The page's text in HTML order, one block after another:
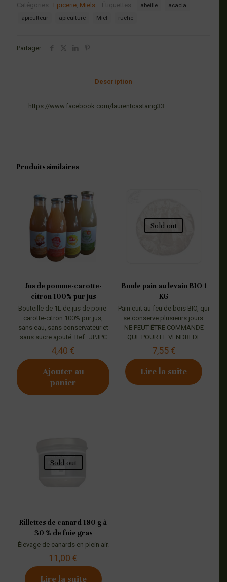
Catégories : Epicerie Miels Étiquettes : abeille
acacia
apiculteur
apiculture Miel ruche
Partager
Description
https://www.facebook.com/laurentcastaing33
Produits similaires
Jus de pomme-carotte-
citron 100% pur jus
Bouteille de 1L de jus de poire-
carotte-citron 100% pur jus,
sans eau, sans conservateur et
sans sucre ajouté. Ref : JPJPC
4,40€
Ajouter au
panier
Sold out
Boule pain au levain BIO 1
KG
Pain cuit au feu de bois BIO, qui
se conserve plusieurs jours.
NE PEUT ÊTRE COMMANDE
QUE POUR LE VENDREDI.
7,55€
Lire la suite
Sold out
Rillettes de canard 180 g à
30 % de foie gras
Élevage de canards en plein air.
11,00€
Lire la suite